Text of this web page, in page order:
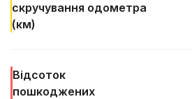
скручування одометра
(км)
Відсоток
пошкоджених